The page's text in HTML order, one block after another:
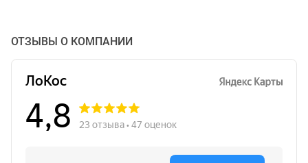
ОТЗЫВЫ О КОМПАНИИ